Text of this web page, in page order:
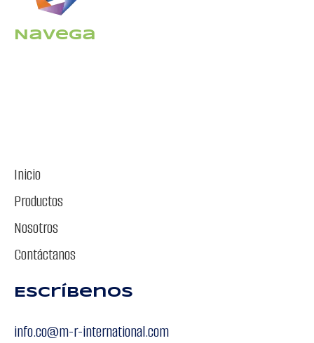
Navega
Inicio
Productos
Nosotros
Contáctanos
Escríbenos
info.co@m-r-international.com